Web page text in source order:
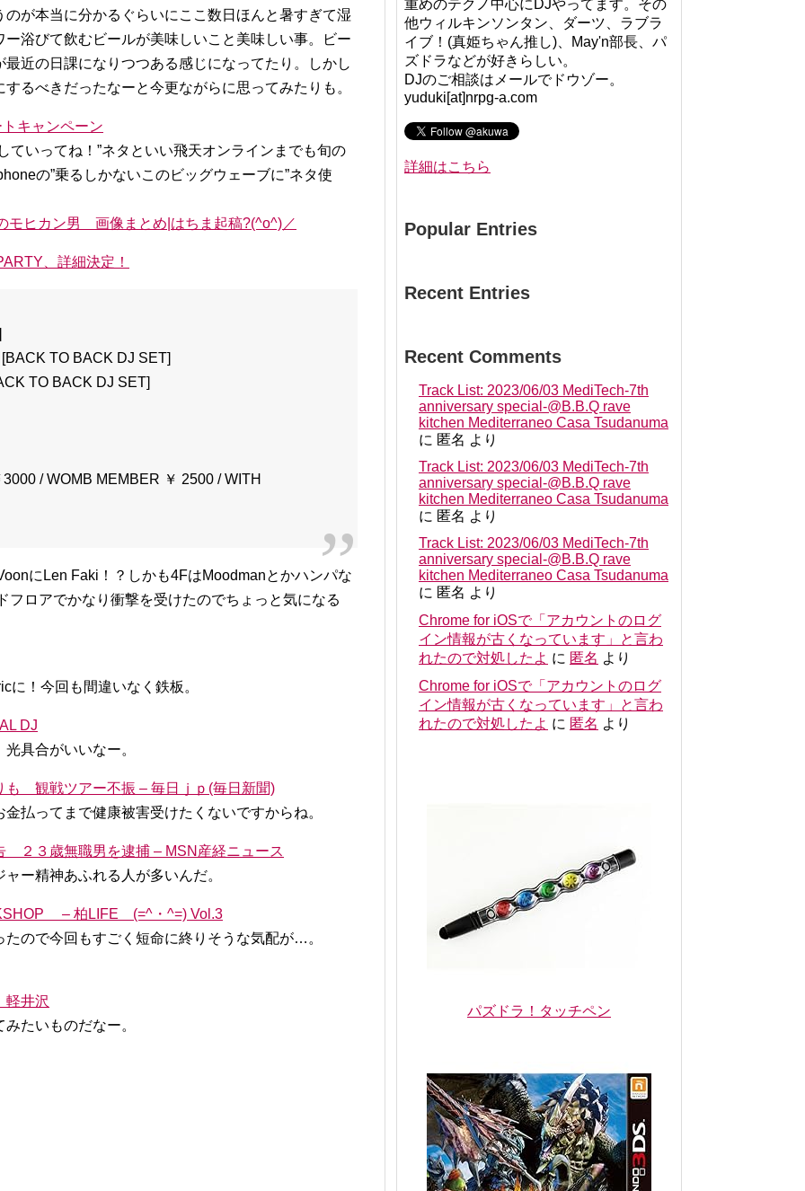
が本当に分かるぐらいにここ数日ほんと暑すぎて湿
浴びて飲むビールが美味しいこと美味しい事。ビー
近の日課になりつつある感じになってたり。しかし
るべきだったなーと今更ながらに思ってみたりも。
キャンペーン
ていってね！”ネタといい飛天オンラインまでも旬の
の”乗るしかないこのビッグウェーブに”ネタ使
モヒカン男 画像まとめ|はちま起稿?(^o^)／
、詳細決定！
TO BACK DJ SET]
TO BACK DJ SET]
/ WOMB MEMBER ￥ 2500 / WITH
にLen Faki！？しかも4FはMoodmanとかハンパな
フロアでかなり衝撃を受けたのでちょっと気になる
！今回も間違いなく鉄板。
DJ
具合がいいなー。
も 観戦ツアー不振 – 毎日ｊｐ(毎日新聞)
払ってまで健康被害受けたくないですからね。
２３歳無職男を逮捕 – MSN産経ニュース
ー精神あふれる人が多いんだ。
– 柏LIFE (=^・^=) Vol.3
ので今回もすごく短命に終りそうな気配が…。
井沢
たいものだなー。
重めのテクノ中心にDJやってます。その
他ウィルキンソンタン、ダーツ、ラブラ
イブ！(真姫ちゃん推し)、May'n部長、パ
ズドラなどが好きらしい。
DJのご相談はメールでドウゾー。
yuduki[at]nrpg-a.com
詳細はこちら
Popular Entries
Recent Entries
Recent Comments
Track List: 2023/06/03 MediTech-7th
anniversary special-@B.B.Q rave
kitchen Mediterraneo Casa Tsudanuma
に 匿名 より
Track List: 2023/06/03 MediTech-7th
anniversary special-@B.B.Q rave
kitchen Mediterraneo Casa Tsudanuma
に 匿名 より
Track List: 2023/06/03 MediTech-7th
anniversary special-@B.B.Q rave
kitchen Mediterraneo Casa Tsudanuma
に 匿名 より
Chrome for iOSで「アカウントのログ
イン情報が古くなっています」と言わ
れたので対処したよ に 匿名 より
Chrome for iOSで「アカウントのログ
イン情報が古くなっています」と言わ
れたので対処したよ に 匿名 より
パズドラ！タッチペン